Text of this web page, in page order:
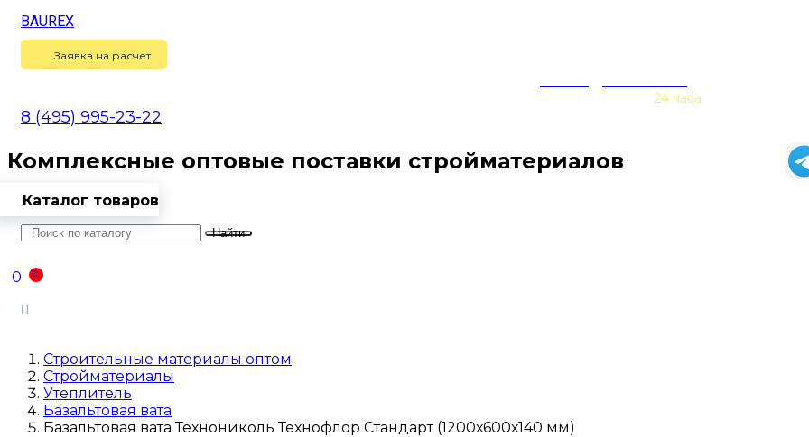
BAUREX
Заявка на расчет
24 часа
8 (495) 995-23-22
Комплексные оптовые поставки стройматериалов
Каталог товаров
Найти
0
0
Строительные материалы оптом
Стройматериалы
Утеплитель
Базальтовая вата
Базальтовая вата Технониколь Технофлор Стандарт (1200х600х140 мм)